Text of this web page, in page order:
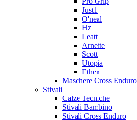
Just1
O'neal
Hz
Leatt
Arnette
Scott
Utopia
Ethen
Maschere Cross Enduro
Stivali
Calze Tecniche
Stivali Bambino
Stivali Cross Enduro